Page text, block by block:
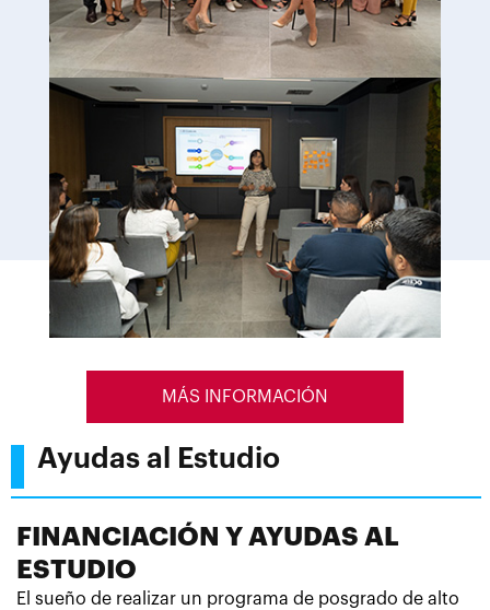
MÁS INFORMACIÓN
Ayudas al Estudio
FINANCIACIÓN Y AYUDAS AL
ESTUDIO
El sueño de realizar un programa de posgrado de alto